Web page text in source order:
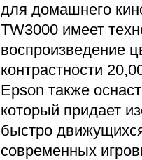
для домашнего
TW3000 имеет
воспроизведение
контрастности
Epson также
который придает
быстро
современных